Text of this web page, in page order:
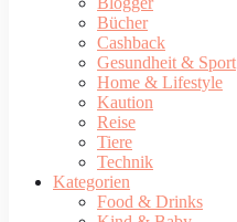
Bücher
Cashback
Gesundheit & Sport
Home & Lifestyle
Kaution
Reise
Tiere
Technik
Kategorien
Food & Drinks